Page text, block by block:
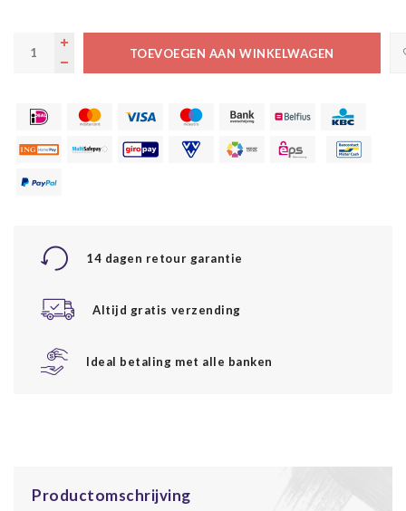
TOEVOEGEN AAN WINKELWAGEN
14 dagen retour garantie
Altijd gratis verzending
Ideal betaling met alle banken
Productomschrijving